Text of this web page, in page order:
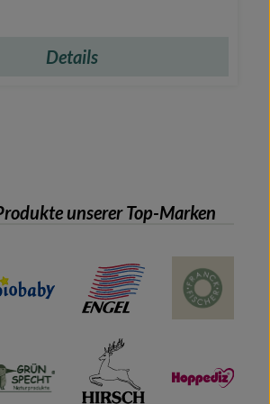
Details
unserer Top-Marken